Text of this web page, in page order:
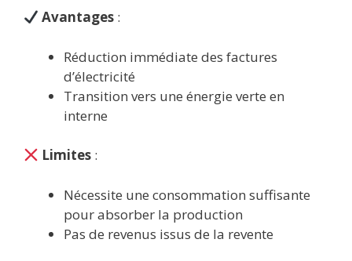
Avantages :
Réduction immédiate des factures
d’électricité
Transition vers une énergie verte en
interne
Limites :
Nécessite une consommation suffisante
pour absorber la production
Pas de revenus issus de la revente